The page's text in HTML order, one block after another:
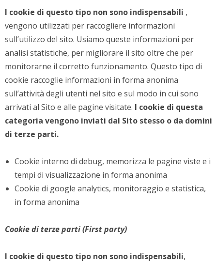
I cookie di questo tipo non sono indispensabili ,
vengono utilizzati per raccogliere informazioni
sull’utilizzo del sito. Usiamo queste informazioni per
analisi statistiche, per migliorare il sito oltre che per
monitorarne il corretto funzionamento. Questo tipo di
cookie raccoglie informazioni in forma anonima
sull’attività degli utenti nel sito e sul modo in cui sono
arrivati al Sito e alle pagine visitate. I cookie di questa
categoria vengono inviati dal Sito stesso o da domini
di terze parti.
Cookie interno di debug, memorizza le pagine viste e i
tempi di visualizzazione in forma anonima
Cookie di google analytics, monitoraggio e statistica,
in forma anonima
Cookie di terze parti (First party)
I cookie di questo tipo non sono indispensabili,